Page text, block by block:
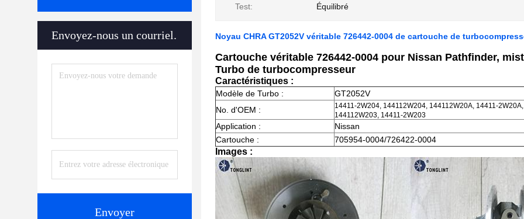
Envoyez-nous un courriel.
Envoyer
Test: Équilibré
Noyau CHRA GT2052V véritable 726442-0004 de cartouche de
Cartouche véritable 726442-0004 pour Nissan Pathfinder,
Turbo de turbocompresseur
Caractéristiques :
Modèle de Turbo :
GT2052V
No. d'OEM :
14411-2W204, 144112W204, 144112W20A, 14411-2W20A,
144112W203, 14411-2W203
Application :
Nissan
Cartouche :
705954-0004/726422-0004
Images :